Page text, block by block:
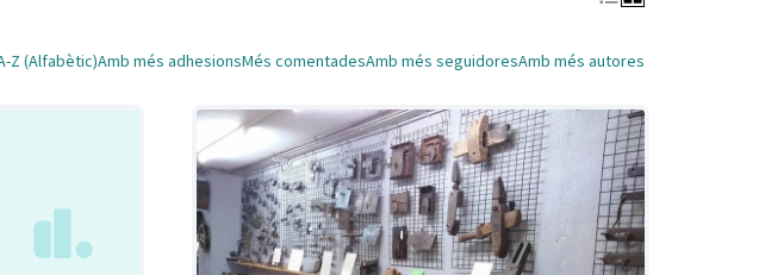
Z (Alfabètic)Amb més adhesionsMés comentadesAmb més seguidoresAmb més autores